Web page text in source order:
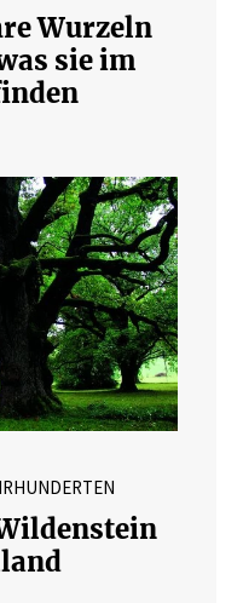
Wurzeln
sie im